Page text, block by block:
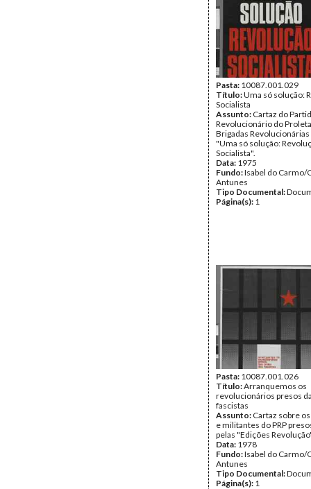
Pasta: 10087.001.029
Título:Uma só solução:
Socialista
Assunto: Cartaz do
Revolucionário do
Brigadas
"Uma só solução:
Socialista".
Data: 1975
Fundo:Isabel do Carmo/
Antunes
Tipo Documental:
Página(s): 1
Pasta: 10087.001.026
Título:Arranquemos os
revolucionários presos
fascistas
Assunto: Cartaz sobre
e militantes do PRP
pelas "Edições
Data: 1978
Fundo:Isabel do Carmo/
Antunes
Tipo Documental:
Página(s): 1